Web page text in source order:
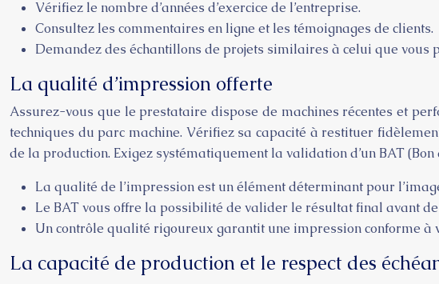
Vérifiez le nombre d’années d’exercice de l’entreprise.
Consultez les commentaires en ligne et les témoignages de clients.
Demandez des échantillons de projets similaires à celui que vous
La qualité d’impression offerte
Assurez-vous que le prestataire dispose de machines récentes et
techniques du parc machine. Vérifiez sa capacité à restituer
de la production. Exigez systématiquement la validation d’un BAT
La qualité de l’impression est un élément déterminant pour
Le BAT vous offre la possibilité de valider le résultat final avant
Un contrôle qualité rigoureux garantit une impression conforme à
La capacité de production et le respect des